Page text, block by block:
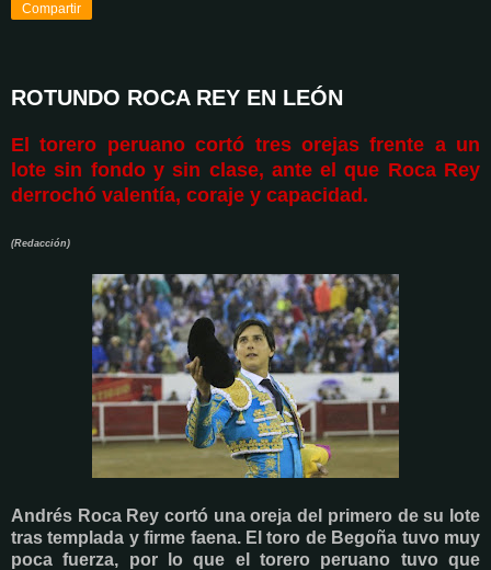
Compartir
ROTUNDO ROCA REY EN LEÓN
El torero peruano cortó tres orejas frente a un
lote sin fondo y sin clase, ante el que Roca Rey
derrochó valentía, coraje y capacidad.
(Redacción)
Andrés Roca Rey cortó una oreja del primero de su lote
tras templada y firme faena. El toro de Begoña tuvo muy
poca fuerza, por lo que el torero peruano tuvo que